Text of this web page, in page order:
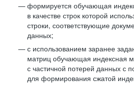
формируется обучающая
в качестве строк которой
строки, соответствующие
данных;
с использованием заранее
матриц обучающая индексная
с частичной потерей данных с
для формирования сжатой